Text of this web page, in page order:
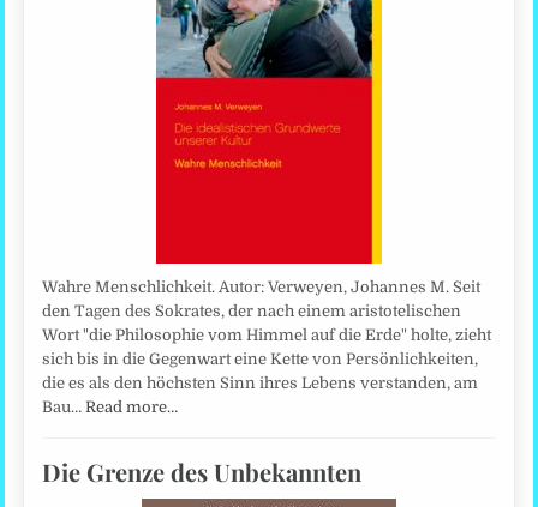
Wahre Menschlichkeit. Autor: Verweyen, Johannes M. Seit
den Tagen des Sokrates, der nach einem aristotelischen
Wort "die Philosophie vom Himmel auf die Erde" holte, zieht
sich bis in die Gegenwart eine Kette von Persönlichkeiten,
die es als den höchsten Sinn ihres Lebens verstanden, am
Bau…Read more…
Die Grenze des Unbekannten